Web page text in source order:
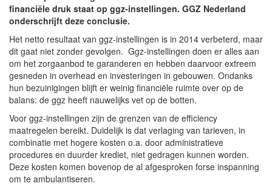
financiële druk staat op ggz-instellingen. GGZ Nederland
onderschrijft deze conclusie.
Het netto resultaat van ggz-instellingen is in 2014 verbeterd, maar
dit gaat niet zonder gevolgen. Ggz-instellingen doen er alles aan
om het zorgaanbod te garanderen en hebben daarvoor extreem
gesneden in overhead en investeringen in gebouwen. Ondanks
hun bezuinigingen blijft er weinig financiële ruimte over op de
balans: de ggz heeft nauwelijks vet op de botten.
Voor ggz-instellingen zijn de grenzen van de efficiency
maatregelen bereikt. Duidelijk is dat verlaging van tarieven, in
combinatie met hogere kosten o.a. door administratieve
procedures en duurder krediet, niet gedragen kunnen worden.
Deze kosten komen bovenop de al afgesproken forse inspanning
om te ambulantiseren.